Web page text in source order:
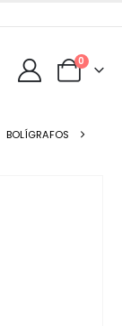
0
BOLÍGRAFOS